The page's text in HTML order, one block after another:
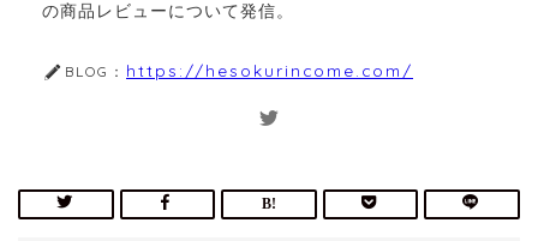
の商品レビューについて発信。
BLOG： https://hesokurincome.com/